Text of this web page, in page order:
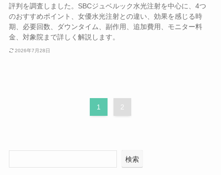
評判を調査しました。SBCジュベルック水光注射を中心に、4つ
のおすすめポイント、女優水光注射との違い、効果を感じる時
期、必要回数、ダウンタイム、副作用、追加費用、モニター料
金、対象院まで詳しく解説します。
2026年7月28日
1 2
検索